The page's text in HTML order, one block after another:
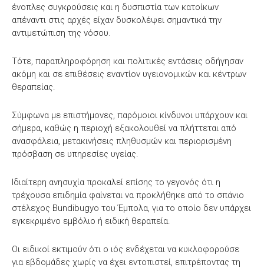
ένοπλες συγκρούσεις και η δυσπιστία των κατοίκων
απέναντι στις αρχές είχαν δυσκολέψει σημαντικά την
αντιμετώπιση της νόσου.
Τότε, παραπληροφόρηση και πολιτικές εντάσεις οδήγησαν
ακόμη και σε επιθέσεις εναντίον υγειονομικών και κέντρων
θεραπείας.
Σύμφωνα με επιστήμονες, παρόμοιοι κίνδυνοι υπάρχουν και
σήμερα, καθώς η περιοχή εξακολουθεί να πλήττεται από
ανασφάλεια, μετακινήσεις πληθυσμών και περιορισμένη
πρόσβαση σε υπηρεσίες υγείας.
Ιδιαίτερη ανησυχία προκαλεί επίσης το γεγονός ότι η
τρέχουσα επιδημία φαίνεται να προκλήθηκε από το σπάνιο
στέλεχος Bundibugyo του Έμπολα, για το οποίο δεν υπάρχει
εγκεκριμένο εμβόλιο ή ειδική θεραπεία.
Οι ειδικοί εκτιμούν ότι ο ιός ενδέχεται να κυκλοφορούσε
για εβδομάδες χωρίς να έχει εντοπιστεί, επιτρέποντας τη